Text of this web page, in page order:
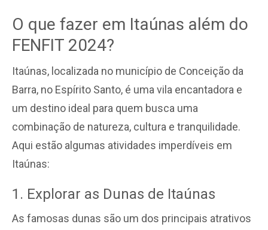
O que fazer em Itaúnas além do
FENFIT 2024?
Itaúnas, localizada no município de Conceição da
Barra, no Espírito Santo, é uma vila encantadora e
um destino ideal para quem busca uma
combinação de natureza, cultura e tranquilidade.
Aqui estão algumas atividades imperdíveis em
Itaúnas:
1. Explorar as Dunas de Itaúnas
As famosas dunas são um dos principais atrativos